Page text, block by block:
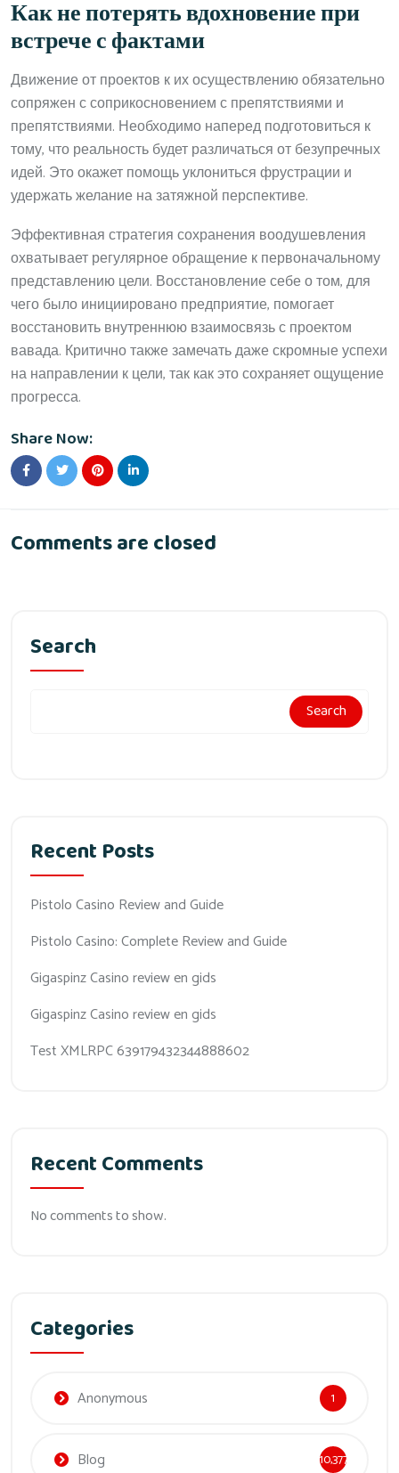
Как не потерять вдохновение при
встрече с фактами
Движение от проектов к их осуществлению обязательно
сопряжен с соприкосновением с препятствиями и
препятствиями. Необходимо наперед подготовиться к
тому, что реальность будет различаться от безупречных
идей. Это окажет помощь уклониться фрустрации и
удержать желание на затяжной перспективе.
Эффективная стратегия сохранения воодушевления
охватывает регулярное обращение к первоначальному
представлению цели. Восстановление себе о том, для
чего было инициировано предприятие, помогает
восстановить внутреннюю взаимосвязь с проектом
вавада. Критично также замечать даже скромные успехи
на направлении к цели, так как это сохраняет ощущение
прогресса.
Share Now:
Comments are closed
Search
Search
Recent Posts
Pistolo Casino Review and Guide
Pistolo Casino: Complete Review and Guide
Gigaspinz Casino review en gids
Gigaspinz Casino review en gids
Test XMLRPC 639179432344888602
Recent Comments
No comments to show.
Categories
Anonymous 1
Blog 10,377